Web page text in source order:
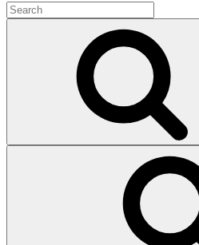
Search
for: